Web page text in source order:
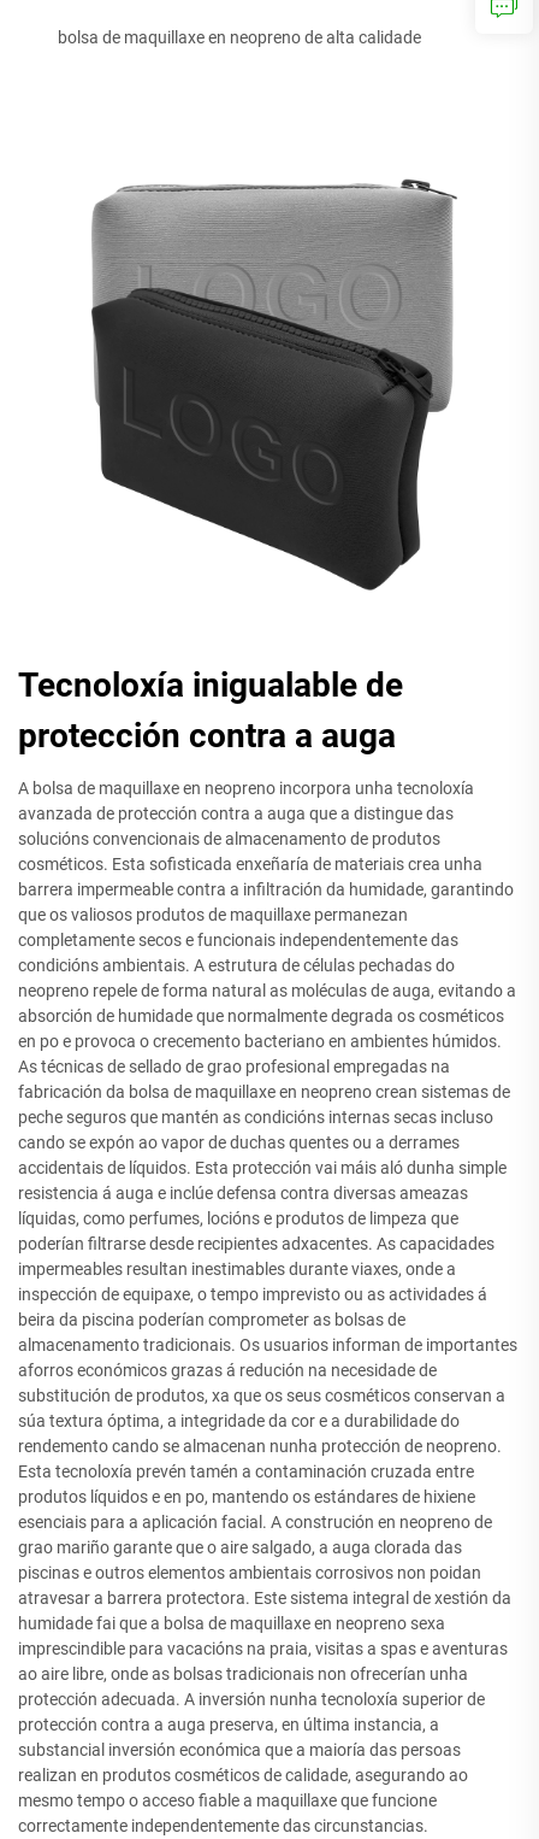
bolsa de maquillaxe en neopreno de alta calidade
Tecnoloxía inigualable de
protección contra a auga
A bolsa de maquillaxe en neopreno incorpora unha tecnoloxía
avanzada de protección contra a auga que a distingue das
solucións convencionais de almacenamento de produtos
cosméticos. Esta sofisticada enxeñaría de materiais crea unha
barrera impermeable contra a infiltración da humidade, garantindo
que os valiosos produtos de maquillaxe permanezan
completamente secos e funcionais independentemente das
condicións ambientais. A estrutura de células pechadas do
neopreno repele de forma natural as moléculas de auga, evitando a
absorción de humidade que normalmente degrada os cosméticos
en po e provoca o crecemento bacteriano en ambientes húmidos.
As técnicas de sellado de grao profesional empregadas na
fabricación da bolsa de maquillaxe en neopreno crean sistemas de
peche seguros que mantén as condicións internas secas incluso
cando se expón ao vapor de duchas quentes ou a derrames
accidentais de líquidos. Esta protección vai máis aló dunha simple
resistencia á auga e inclúe defensa contra diversas ameazas
líquidas, como perfumes, locións e produtos de limpeza que
poderían filtrarse desde recipientes adxacentes. As capacidades
impermeables resultan inestimables durante viaxes, onde a
inspección de equipaxe, o tempo imprevisto ou as actividades á
beira da piscina poderían comprometer as bolsas de
almacenamento tradicionais. Os usuarios informan de importantes
aforros económicos grazas á redución na necesidade de
substitución de produtos, xa que os seus cosméticos conservan a
súa textura óptima, a integridade da cor e a durabilidade do
rendemento cando se almacenan nunha protección de neopreno.
Esta tecnoloxía prevén tamén a contaminación cruzada entre
produtos líquidos e en po, mantendo os estándares de hixiene
esenciais para a aplicación facial. A construción en neopreno de
grao mariño garante que o aire salgado, a auga clorada das
piscinas e outros elementos ambientais corrosivos non poidan
atravesar a barrera protectora. Este sistema integral de xestión da
humidade fai que a bolsa de maquillaxe en neopreno sexa
imprescindible para vacacións na praia, visitas a spas e aventuras
ao aire libre, onde as bolsas tradicionais non ofrecerían unha
protección adecuada. A inversión nunha tecnoloxía superior de
protección contra a auga preserva, en última instancia, a
substancial inversión económica que a maioría das persoas
realizan en produtos cosméticos de calidade, asegurando ao
mesmo tempo o acceso fiable a maquillaxe que funcione
correctamente independentemente das circunstancias.